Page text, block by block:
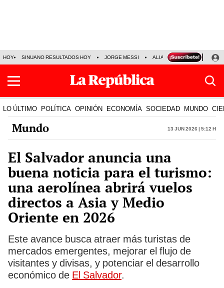
HOY SINUANO RESULTADOS HOY JORGE MESSI ALIANZA LIMA VS SPORT
LO ÚLTIMO POLÍTICA OPINIÓN ECONOMÍA SOCIEDAD MUNDO
Mundo 13 Jun 2026 | 5:12 h
El Salvador anuncia una
buena noticia para el turismo:
una aerolínea abrirá vuelos
directos a Asia y Medio
Oriente en 2026
Este avance busca atraer más turistas de
mercados emergentes, mejorar el flujo de
visitantes y divisas, y potenciar el desarrollo
económico de El Salvador.